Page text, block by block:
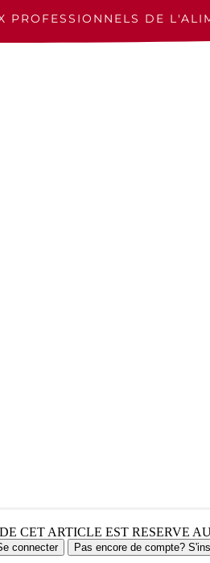
PROFESSIONNELS DE
CET ARTICLE EST RESERVE
connecter Pas encore de compte?